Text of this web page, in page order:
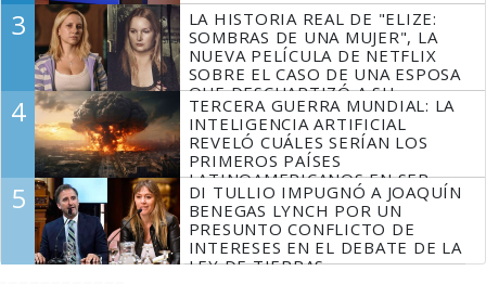
3
LA HISTORIA REAL DE "ELIZE:
SOMBRAS DE UNA MUJER", LA
NUEVA PELÍCULA DE NETFLIX
SOBRE EL CASO DE UNA ESPOSA
QUE DESCUARTIZÓ A SU
MARIDO
4
TERCERA GUERRA MUNDIAL: LA
INTELIGENCIA ARTIFICIAL
REVELÓ CUÁLES SERÍAN LOS
PRIMEROS PAÍSES
LATINOAMERICANOS EN SER
DERROTADOS
5
DI TULLIO IMPUGNÓ A JOAQUÍN
BENEGAS LYNCH POR UN
PRESUNTO CONFLICTO DE
INTERESES EN EL DEBATE DE LA
LEY DE TIERRAS